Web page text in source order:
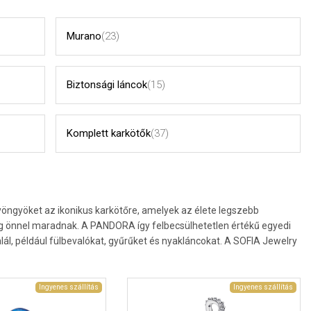
Murano(23)
Biztonsági láncok(15)
Komplett karkötők(37)
az ikonikus karkötőre, amelyek az élete legszebb
maradnak. A PANDORA így felbecsülhetetlen értékű egyedi
például fülbevalókat, gyűrűket és nyakláncokat. A SOFIA Jewelry
Ingyenes szállítás Ingyenes szállítás